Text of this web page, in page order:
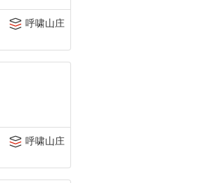
呼啸山庄
呼啸山庄